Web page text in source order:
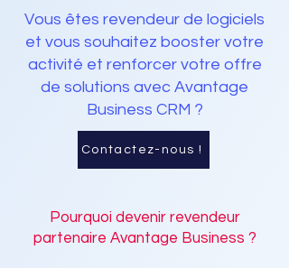
Vous êtes revendeur de logiciels
et vous souhaitez booster votre
activité et renforcer votre offre
de solutions avec Avantage
Business CRM ?
Contactez-nous !
Pourquoi devenir revendeur
partenaire Avantage Business ?